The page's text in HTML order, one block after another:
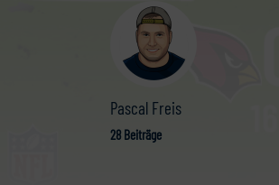
Pascal Freis
28 Beiträge